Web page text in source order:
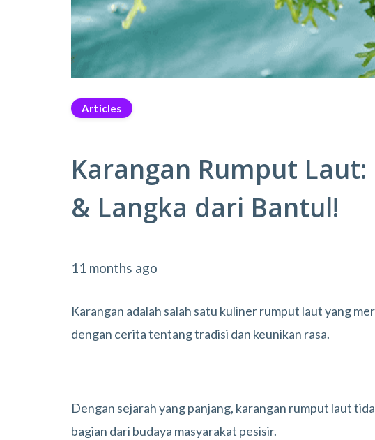
Articles
Karangan Rumput
& Langka dari Bantul!
11 months ago
Karangan adalah salah satu kuliner rumput laut yang
dengan cerita tentang tradisi dan keunikan rasa.
Dengan sejarah yang panjang, karangan rumput laut
bagian dari budaya masyarakat pesisir.